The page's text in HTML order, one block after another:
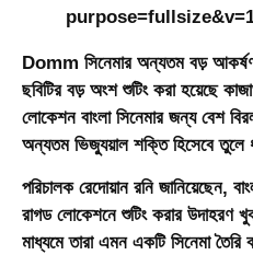
Domm সিনেমার অন্যতম বড়
ছবিটির বড় অংশ শুটিং করা হয়েছে
লোকেশন বাংলা সিনেমার জন্য বেশ
অন্যতম ভিজ্যুয়াল শক্তি হিসেবে তুলে
পরিচালক রেদোয়ান রনিজানিয়েছেন,
রাগড লোকেশনে শুটিং করার
মাধ্যমে তারা এমন একটি সিনেমা